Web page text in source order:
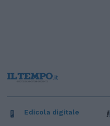
Edicola digitale